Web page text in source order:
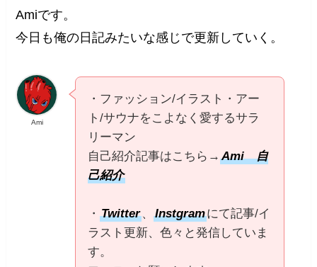
Amiです。
今日も俺の日記みたいな感じで更新していく。
Ami
・ファッション/イラスト・アー
ト/サウナをこよなく愛するサラ
リーマン
自己紹介記事はこちら→Ami 自
己紹介
・Twitter、Instgramにて記事/イ
ラスト更新、色々と発信していま
す。